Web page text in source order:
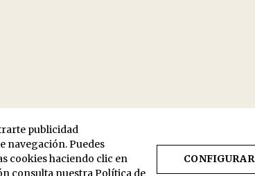
publicidad
navegación. Puedes
cookies haciendo clic en
consulta nuestra Política de
CONFIGURAR